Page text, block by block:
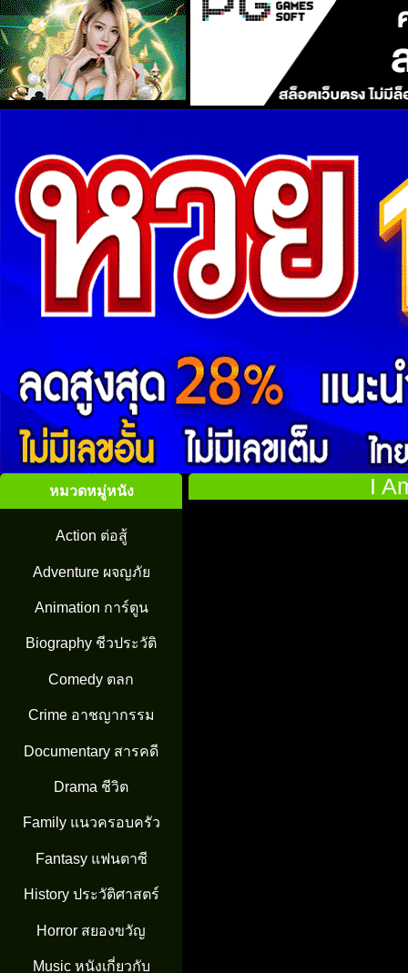
หมวดหมู่หนัง
Action ต่อสู้
Adventure ผจญภัย
Animation การ์ตูน
Biography ชีวประวัติ
Comedy ตลก
Crime อาชญากรรม
Documentary สารคดี
Drama ชีวิต
Family แนวครอบครัว
Fantasy แฟนตาซี
History ประวัติศาสตร์
Horror สยองขวัญ
Music หนังเกี่ยวกับ
I